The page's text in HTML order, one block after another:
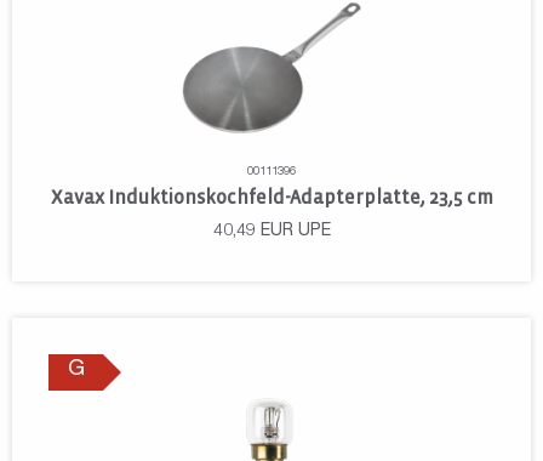
00111396
Xavax Induktionskochfeld-Adapterplatte, 23,5 cm
40,49 EUR UPE
G